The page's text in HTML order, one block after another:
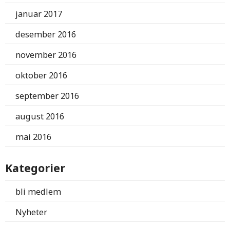
januar 2017
desember 2016
november 2016
oktober 2016
september 2016
august 2016
mai 2016
Kategorier
bli medlem
Nyheter